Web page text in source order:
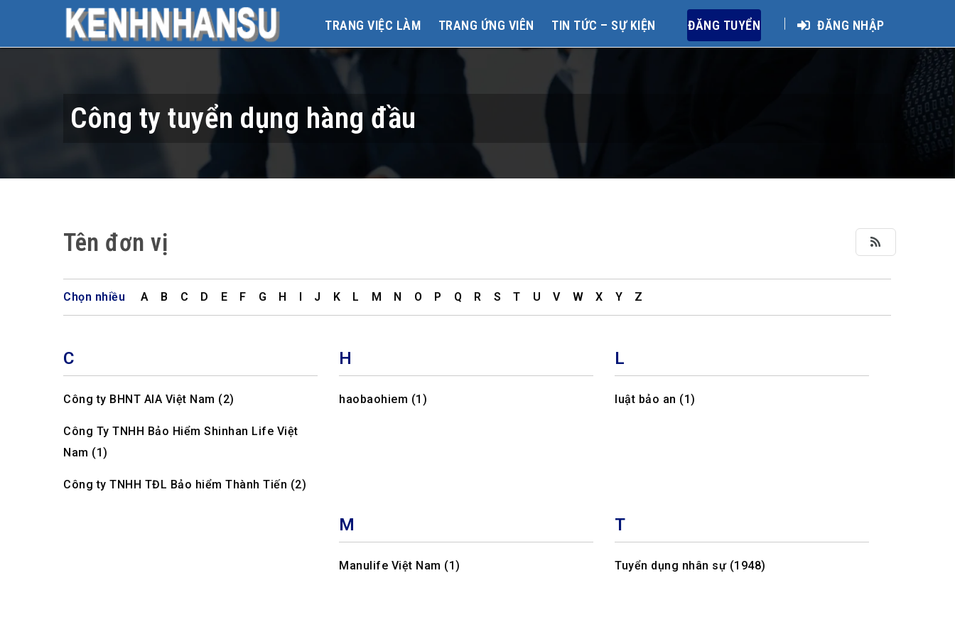
TRANG VIỆC LÀM TRANG ỨNG VIÊN TIN TỨC – SỰ KIỆN ĐĂNG TUYỂN ĐĂNG NHẬP
Công ty tuyển dụng hàng đầu
Tên đơn vị
Chọn nhiều A B C D E F G H I J K L M N O P Q R S T U V W X Y Z
C
Công ty BHNT AIA Việt Nam (2)
Công Ty TNHH Bảo Hiểm Shinhan Life Việt
Nam (1)
Công ty TNHH TĐL Bảo hiểm Thành Tiến (2)
H
haobaohiem (1)
L
luật bảo an (1)
M
Manulife Việt Nam (1)
T
Tuyển dụng nhân sự (1948)